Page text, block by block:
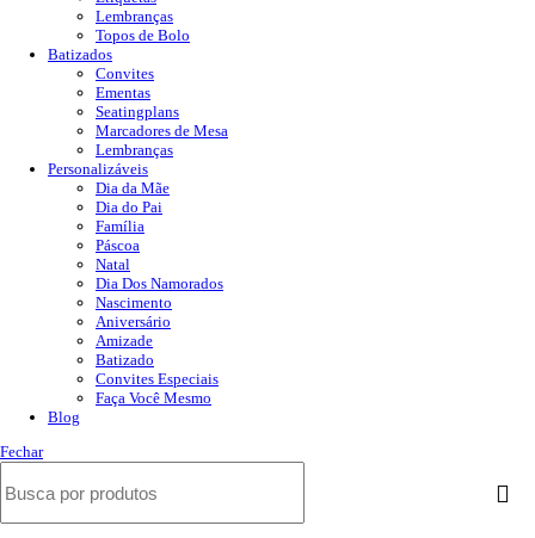
Lembranças
Topos de Bolo
Batizados
Convites
Ementas
Seatingplans
Marcadores de Mesa
Lembranças
Personalizáveis
Dia da Mãe
Dia do Pai
Família
Páscoa
Natal
Dia Dos Namorados
Nascimento
Aniversário
Amizade
Batizado
Convites Especiais
Faça Você Mesmo
Blog
Fechar